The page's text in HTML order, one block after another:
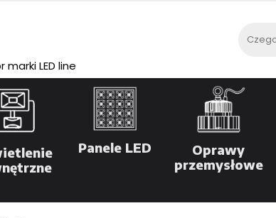
LED line
Panele LED
Oprawy
przemysłowe